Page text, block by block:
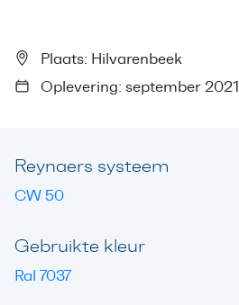
Plaats: Hilvarenbeek
Oplevering: september 2021
Reynaers systeem
CW 50
Gebruikte kleur
Ral 7037